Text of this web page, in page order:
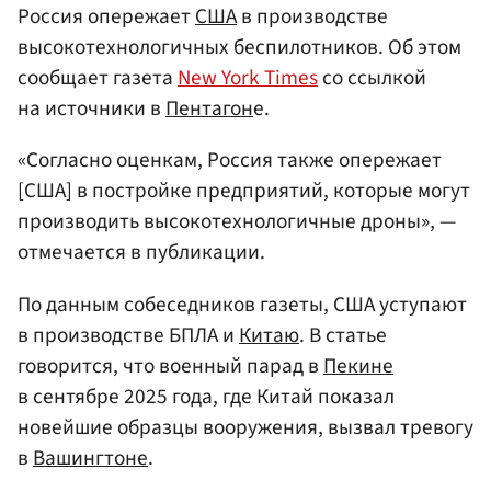
Россия опережаетСШАв производстве
высокотехнологичных беспилотников. Об этом
сообщает газетаNew York Timesсо ссылкой
на источники вПентагоне.
«Согласно оценкам, Россия также опережает
[США] в постройке предприятий, которые могут
производить высокотехнологичные дроны», —
отмечается в публикации.
По данным собеседников газеты, США уступают
в производстве БПЛА и Китаю. В статье
говорится, что военный парад в Пекине
в сентябре 2025 года, где Китай показал
новейшие образцы вооружения, вызвал тревогу
в Вашингтоне.